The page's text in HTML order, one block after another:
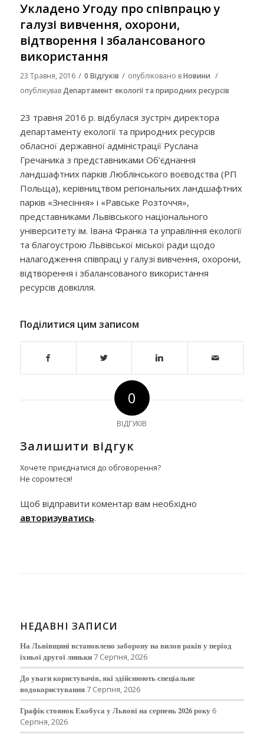
Укладено Угоду про співпрацю у
галузі вивчення, охорони,
відтворення і збалансованого
використання
23 Травня, 2016 / 0 Відгуків / опубліковано вНовини /
опублікувавДепартамент екології та природних ресурсів
23 травня 2016 р. відбулася зустріч директора
департаменту екології та природних ресурсів
обласної державної адміністрації Руслана
Гречаника з представниками Об’єднання
ландшафтних парків Люблінського воєводства (РП
Польща), керівництвом регіональних ландшафтних
парків «Знесіння» і «Равське Розточчя»,
представниками Львівського національного
університету ім. Івана Франка та управління екології
та благоустрою Львівської міської ради щодо
налагодження співпраці у галузі вивчення, охорони,
відтворення і збалансованого використання
ресурсів довкілля.
Поділитися цим записом
0
ВІДГУКІВ
Залишити відгук
Хочете приєднатися до обговорення?
Не соромтеся!
Щоб відправити коментар вам необхідно
авторизуватись.
НЕДАВНІ ЗАПИСИ
На Львівщині встановлено заборону на вилов раків у період
їхньої другої линьки 7 Серпня, 2026
До уваги користувачів, які здійснюють спеціальне
водокористування 7 Серпня, 2026
Графік стоянок Екобуса у Львові на серпень 2026 року 6
Серпня, 2026